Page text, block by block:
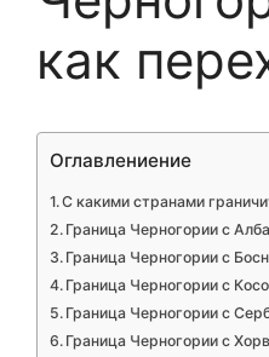
как
Оглавлениение
С какими странами
Граница Черногории с
Граница Черногории с
Граница Черногории с
Граница Черногории с
Граница Черногории с